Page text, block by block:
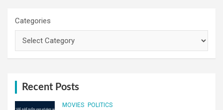
Categories
Recent Posts
MOVIES POLITICS